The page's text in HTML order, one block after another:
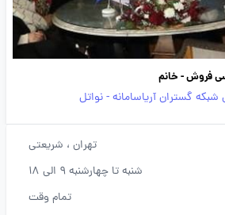
فروش - خانم
گستران آریاسامانه - نواتل
تهران ، شریعتی
شنبه تا چهارشنبه 9 الی 18
تمام وقت